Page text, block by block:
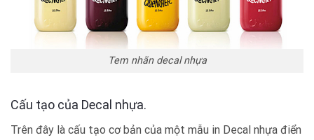
Tem nhãn decal nhựa
Cấu tạo của Decal nhựa.
Trên đây là cấu tạo cơ bản của một mẫu in Decal nhựa điển